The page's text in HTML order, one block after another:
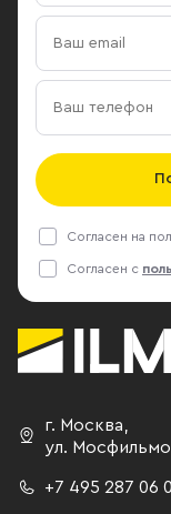
Согласен на
Согласен с
г. Москва
ул.
+7 495 287 06